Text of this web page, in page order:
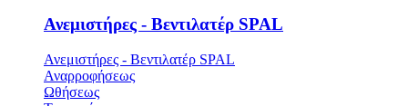
Ανεμιστήρες - Βεντιλατέρ SPAL
Ανεμιστήρες - Βεντιλατέρ SPAL
Αναρροφήσεως
Ωθήσεως